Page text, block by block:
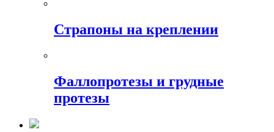
Страпоны на креплении
Фаллопротезы и грудные
протезы